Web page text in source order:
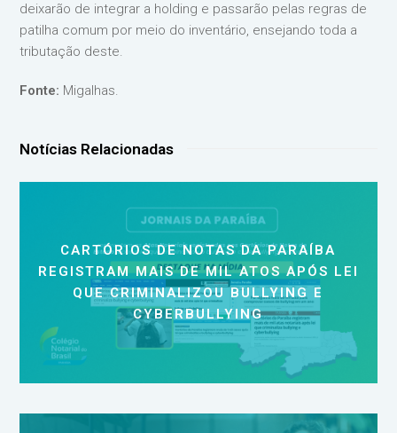
deixarão de integrar a holding e passarão pelas regras de
patilha comum por meio do inventário, ensejando toda a
tributação deste.
Fonte: Migalhas.
Notícias Relacionadas
CARTÓRIOS DE NOTAS DA PARAÍBA
REGISTRAM MAIS DE MIL ATOS APÓS LEI
QUE CRIMINALIZOU BULLYING E
CYBERBULLYING